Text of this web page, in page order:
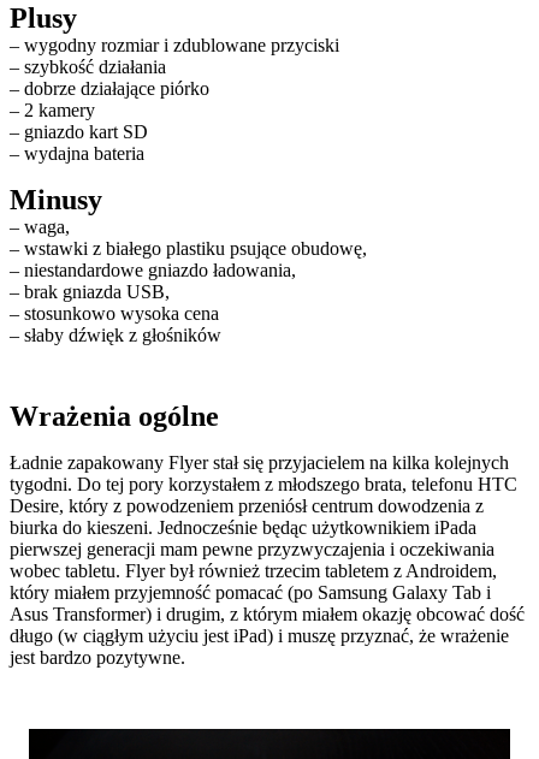
Plusy
– wygodny rozmiar i zdublowane przyciski
– szybkość działania
– dobrze działające piórko
– 2 kamery
– gniazdo kart SD
– wydajna bateria
Minusy
– waga,
– wstawki z białego plastiku psujące obudowę,
– niestandardowe gniazdo ładowania,
– brak gniazda USB,
– stosunkowo wysoka cena
– słaby dźwięk z głośników
Wrażenia ogólne
Ładnie zapakowany Flyer stał się przyjacielem na kilka kolejnych
tygodni. Do tej pory korzystałem z młodszego brata, telefonu HTC
Desire, który z powodzeniem przeniósł centrum dowodzenia z
biurka do kieszeni. Jednocześnie będąc użytkownikiem iPada
pierwszej generacji mam pewne przyzwyczajenia i oczekiwania
wobec tabletu. Flyer był również trzecim tabletem z Androidem,
który miałem przyjemność pomacać (po Samsung Galaxy Tab i
Asus Transformer) i drugim, z którym miałem okazję obcować dość
długo (w ciągłym użyciu jest iPad) i muszę przyznać, że wrażenie
jest bardzo pozytywne.